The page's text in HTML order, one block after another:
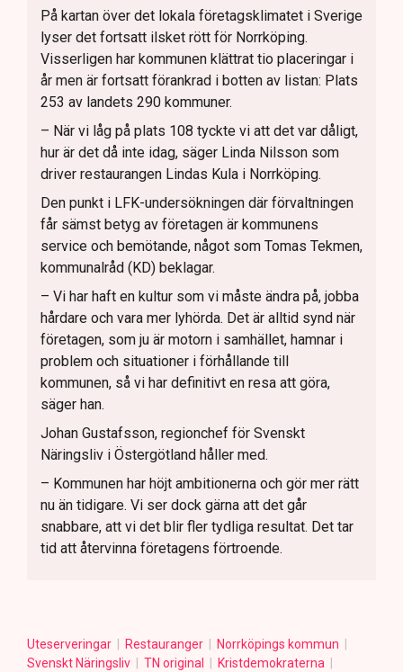
På kartan över det lokala företagsklimatet i Sverige
lyser det fortsatt ilsket rött för Norrköping.
Visserligen har kommunen klättrat tio placeringar i
år men är fortsatt förankrad i botten av listan: Plats
253 av landets 290 kommuner.
– När vi låg på plats 108 tyckte vi att det var dåligt,
hur är det då inte idag, säger Linda Nilsson som
driver restaurangen Lindas Kula i Norrköping.
Den punkt i LFK-undersökningen där förvaltningen
får sämst betyg av företagen är kommunens
service och bemötande, något som Tomas Tekmen,
kommunalråd (KD) beklagar.
– Vi har haft en kultur som vi måste ändra på, jobba
hårdare och vara mer lyhörda. Det är alltid synd när
företagen, som ju är motorn i samhället, hamnar i
problem och situationer i förhållande till
kommunen, så vi har definitivt en resa att göra,
säger han.
Johan Gustafsson, regionchef för Svenskt
Näringsliv i Östergötland håller med.
– Kommunen har höjt ambitionerna och gör mer rätt
nu än tidigare. Vi ser dock gärna att det går
snabbare, att vi det blir fler tydliga resultat. Det tar
tid att återvinna företagens förtroende.
Uteserveringar Restauranger
Norrköpings kommun
Svenskt Näringsliv
TN original
Kristdemokraterna